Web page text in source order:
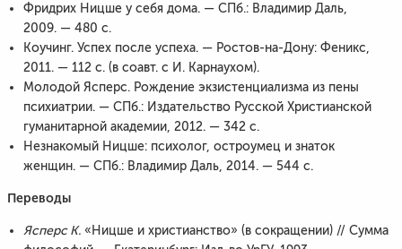
Фридрих Ницше у себя дома. — СПб.: Владимир Даль,
2009. — 480 с.
Коучинг. Успех после успеха. — Ростов-на-Дону: Феникс,
2011. — 112 с. (в соавт. с И. Карнаухом).
Молодой Ясперс. Рождение экзистенциализма из пены
психиатрии. — СПб.: Издательство Русской Христианской
гуманитарной академии, 2012. — 342 с.
Незнакомый Ницше: психолог, остроумец и знаток
женщин. — СПб.: Владимир Даль, 2014. — 544 с.
Переводы
Ясперс К.«Ницше и христианство» (в сокращении) // Сумма